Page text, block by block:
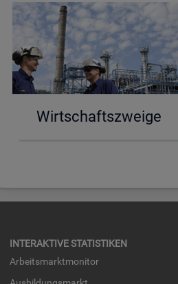
Wirt­schafts­zwei­ge
IN­TER­AK­TI­VE STA­TIS­TI­KEN
Ar­beits­markt­mo­ni­tor